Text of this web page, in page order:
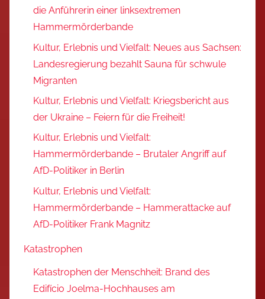
die Anführerin einer linksextremen
Hammermörderbande
Kultur, Erlebnis und Vielfalt: Neues aus Sachsen:
Landesregierung bezahlt Sauna für schwule
Migranten
Kultur, Erlebnis und Vielfalt: Kriegsbericht aus
der Ukraine – Feiern für die Freiheit!
Kultur, Erlebnis und Vielfalt:
Hammermörderbande – Brutaler Angriff auf
AfD-Politiker in Berlin
Kultur, Erlebnis und Vielfalt:
Hammermörderbande – Hammerattacke auf
AfD-Politiker Frank Magnitz
Katastrophen
Katastrophen der Menschheit: Brand des
Edifício Joelma-Hochhauses am